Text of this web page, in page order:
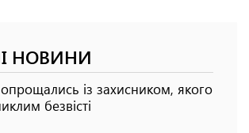
НОВИНИ
із захисником, якого
безвісті